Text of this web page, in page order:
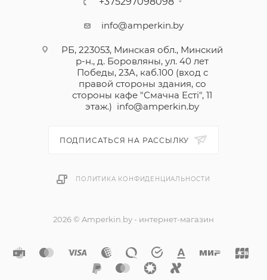
info@amperkin.by
РБ, 223053, Минская обл., Минский
р-н., д. Боровляны, ул. 40 лет
Победы, 23А, каб.100 (вход с
правой стороны здания, со
стороны кафе "Смачна Естi", 11
этаж.) info@amperkin.by
ПОДПИСАТЬСЯ НА РАССЫЛКУ
ПОЛИТИКА КОНФИДЕНЦИАЛЬНОСТИ
2026 © Amperkin.by - интернет-магазин